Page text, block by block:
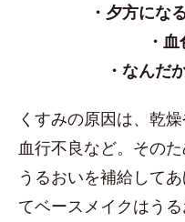
・夕方にな
・
・なんだ
くすみの原因は、乾
血行不良など。その
うるおいを補給して
てベースメイクはう